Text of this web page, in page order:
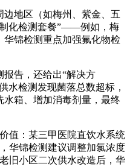
边地区（如梅州、紫金、五
化检测套餐”——例如，梅
锦检测重点加强氟化物检
报告，还给出“解决方
检测发现菌落总数超标，
箱、增加消毒剂量，最终
值：某三甲医院直饮水系统
华锦检测建议调整加氯浓度
旧小区二次供水改造后，华